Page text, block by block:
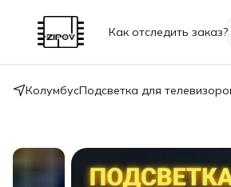
Как отследить заказ?
КолумбусПодсветка для